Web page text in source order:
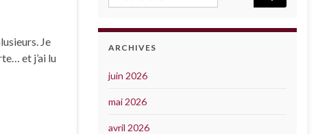
Je
et j’ai lu
ARCHIVES
juin 2026
mai 2026
avril 2026